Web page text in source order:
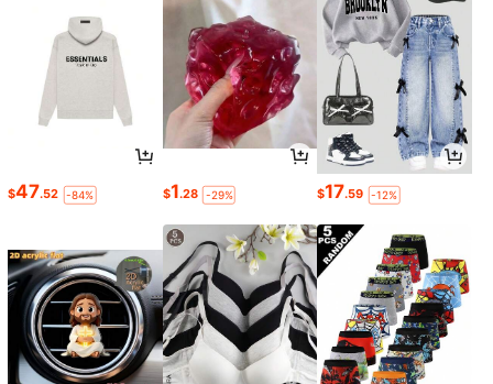
$47.52 -84% $1.28 -29% $17.59 -12%